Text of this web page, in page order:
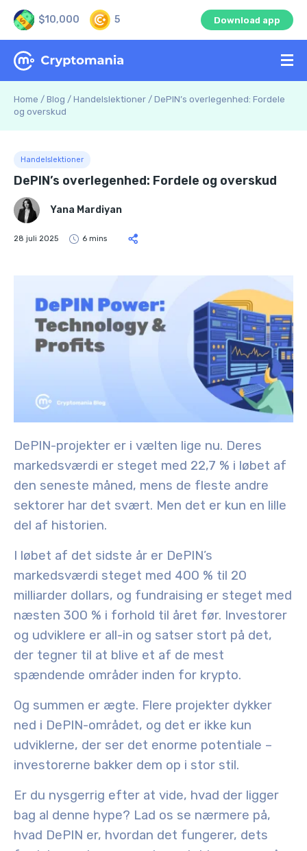
$10,000 5 Download app
Home / Blog / Handelslektioner / DePIN’s overlegenhed: Fordele
og overskud
Handelslektioner
DePIN’s overlegenhed: Fordele og overskud
Yana Mardiyan
28 juli 2025 6 mins
DePIN-projekter er i vælten lige nu. Deres
markedsværdi er steget med 22,7 % i løbet af
den seneste måned, mens de fleste andre
sektorer har det svært. Men det er kun en lille
del af historien.
I løbet af det sidste år er DePIN’s
markedsværdi steget med 400 % til 20
milliarder dollars, og fundraising er steget med
næsten 300 % i forhold til året før. Investorer
og udviklere er all-in og satser stort på det,
der tegner til at blive et af de mest
spændende områder inden for krypto.
Og summen er ægte. Flere projekter dykker
ned i DePIN-området, og det er ikke kun
udviklerne, der ser det enorme potentiale –
investorerne bakker dem op i stor stil.
Er du nysgerrig efter at vide, hvad der ligger
bag al denne hype? Lad os se nærmere på,
hvad DePIN er, hvordan det fungerer, dets